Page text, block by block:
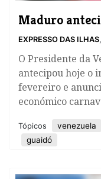
Maduro
EXPRESSO DAS ILHAS,
O Presidente da
antecipou hoje o
fevereiro e
económico
Tópicos venezuela
guaidó